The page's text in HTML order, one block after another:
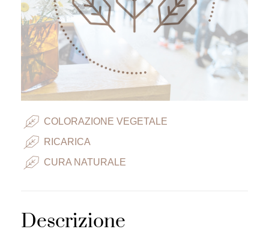
COLORAZIONE VEGETALE
RICARICA
CURA NATURALE
Descrizione